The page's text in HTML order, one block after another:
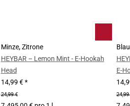
Minze, Zitrone
HEYBAR – Lemon Mint - E-Hookah
Head
14,99 €*
24,99 €
E-
24,99